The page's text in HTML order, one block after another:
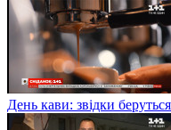
День кави: звідки